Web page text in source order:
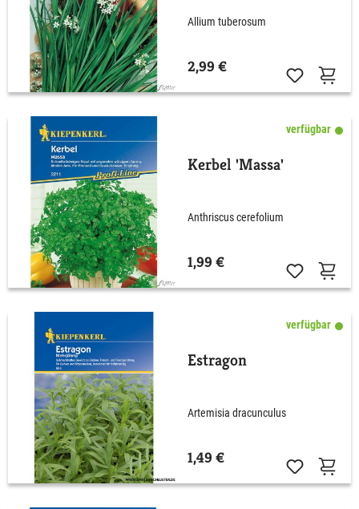
Allium tuberosum
2,99 €
verfügbar
Kerbel 'Massa'
Anthriscus cerefolium
1,99 €
verfügbar
Estragon
Artemisia dracunculus
1,49 €